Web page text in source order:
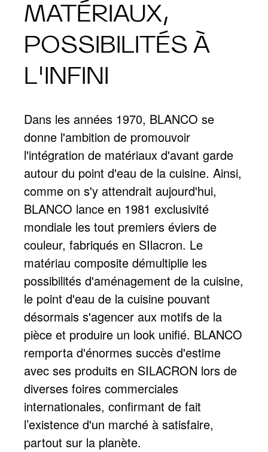
MATÉRIAUX,
POSSIBILITÉS À
L'INFINI
Dans les années 1970, BLANCO se
donne l'ambition de promouvoir
l'intégration de matériaux d'avant garde
autour du point d'eau de la cuisine. Ainsi,
comme on s'y attendrait aujourd'hui,
BLANCO lance en 1981 exclusivité
mondiale les tout premiers éviers de
couleur, fabriqués en SIlacron. Le
matériau composite démultiplie les
possibilités d'aménagement de la cuisine,
le point d'eau de la cuisine pouvant
désormais s'agencer aux motifs de la
pièce et produire un look unifié. BLANCO
remporta d'énormes succès d'estime
avec ses produits en SILACRON lors de
diverses foires commerciales
internationales, confirmant de fait
l’existence d'un marché à satisfaire,
partout sur la planète.